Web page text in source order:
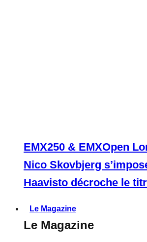
EMX250 & EMXOpen
Nico Skovbjerg
Haavisto décroche le
Le Magazine
Le Magazine